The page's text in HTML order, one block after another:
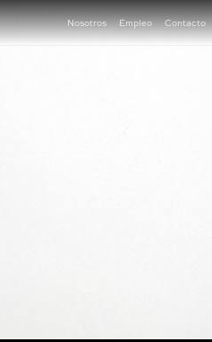
Nosotros Empleo Contacto